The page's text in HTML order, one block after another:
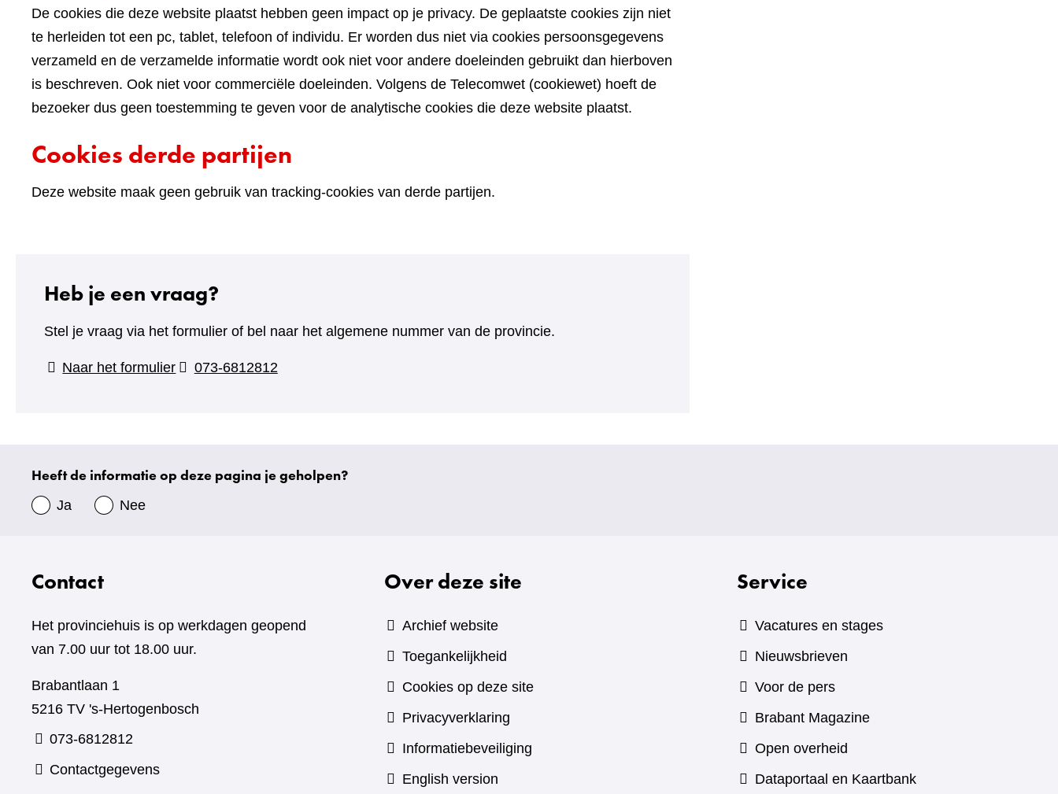
De cookies die deze website plaatst hebben geen impact op je privacy. De geplaatste cookies zijn niet
te herleiden tot een pc, tablet, telefoon of individu. Er worden dus niet via cookies persoonsgegevens
verzameld en de verzamelde informatie wordt ook niet voor andere doeleinden gebruikt dan hierboven
is beschreven. Ook niet voor commerciële doeleinden. Volgens de Telecomwet (cookiewet) hoeft de
bezoeker dus geen toestemming te geven voor de analytische cookies die deze website plaatst.
Cookies derde partijen
Deze website maak geen gebruik van tracking-cookies van derde partijen.
Heb je een vraag?
Stel je vraag via het formulier of bel naar het algemene nummer van de provincie.
Naar het formulier(verwijst
073-6812812
Uw
gegevens
Heeft de informatie op deze pagina je geholpen?
Ja Nee
Contact
Het provinciehuis is op werkdagen geopend
van 7.00 uur tot 18.00 uur.
Brabantlaan 1
5216 TV 's-Hertogenbosch
073-6812812
Contactgegevens
Over deze site
Archief website
Toegankelijkheid
Cookies op deze site
Privacyverklaring
Informatiebeveiliging
English version
Service
Vacatures en stages
Nieuwsbrieven
Voor de pers
Brabant Magazine(verwijst
andere
Open overheid
Dataportaal en Kaartbank(verwijst